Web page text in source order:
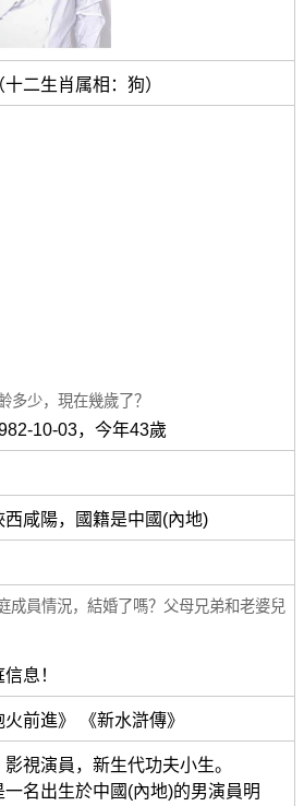
二生肖属相：狗）
多少，現在幾歲了？
10-03，今年43歲
西咸陽，國籍是中國(內地)
成員情況，結婚了嗎？父母兄弟和老婆兒
息！
火前進》 《新水滸傳》
視演員，新生代功夫小生。
一名出生於中國(內地)的男演員明